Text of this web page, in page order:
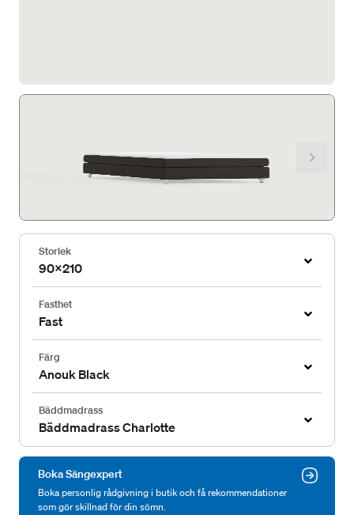
Storlek
90x210
Fasthet
Fast
Färg
Anouk Black
Bäddmadrass
Bäddmadrass Charlotte
Boka Sängexpert
Boka personlig rådgivning i butik och få rekommendationer
som gör skillnad för din sömn.